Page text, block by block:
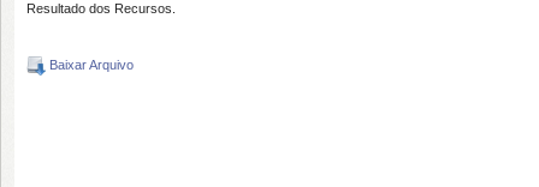
Resultado dos Recursos.
Baixar Arquivo